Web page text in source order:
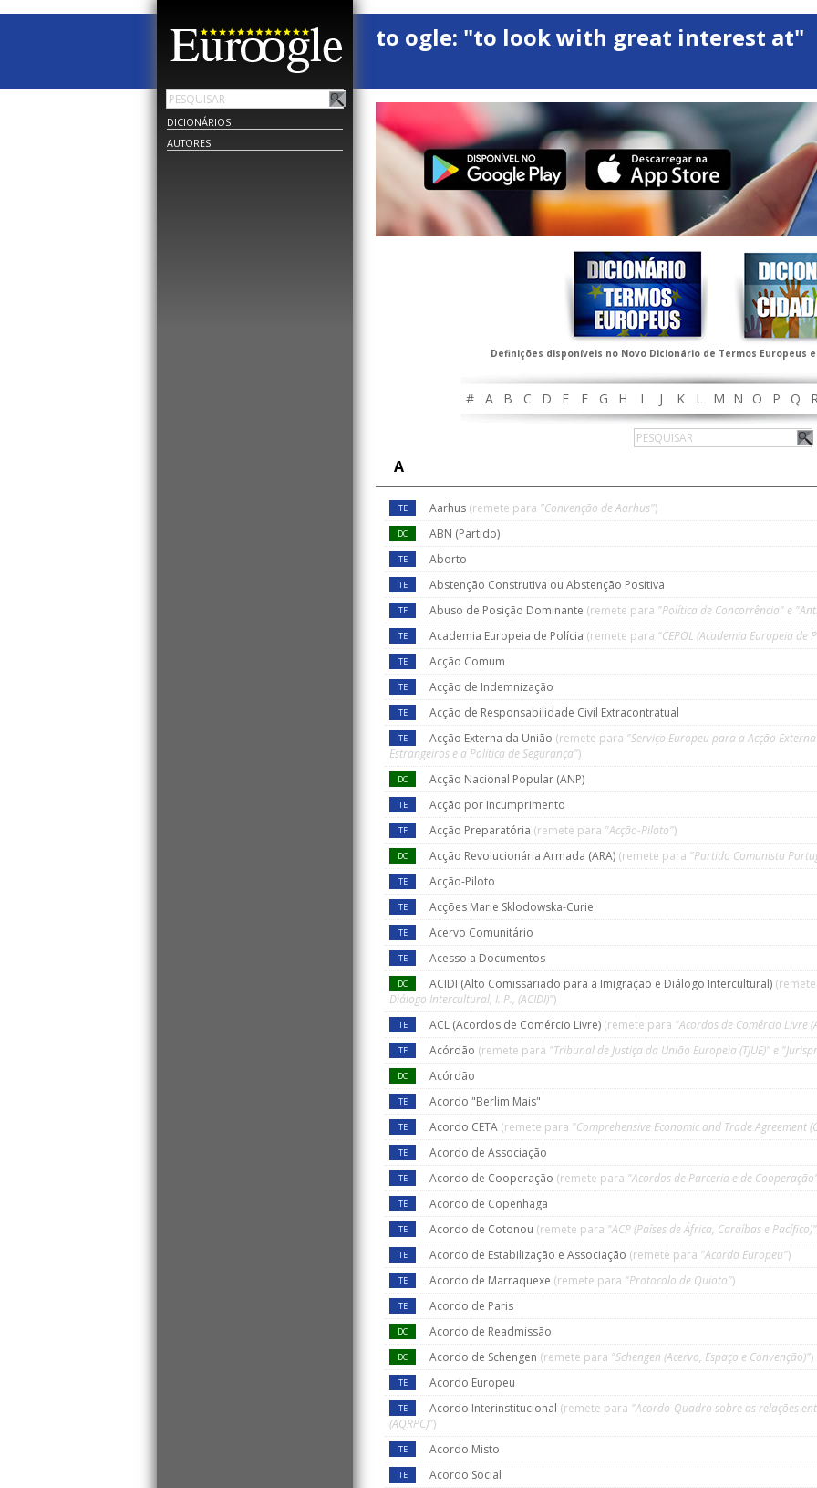
DICIONÁRIOS
AUTORES
to ogle: "to look with great interest at"
Definições disponíveis no Novo Dicionário de Termos Europeus
# A B C D E F G H I J K L M N O P Q
A
TE Aarhus (remete para "Convenção de Aarhus")
DC ABN (Partido)
TE Aborto
TE Abstenção Construtiva ou Abstenção Positiva
TE Abuso de Posição Dominante (remete para "Política de Concorrência" e
TE Academia Europeia de Polícia (remete para "CEPOL (Academia Europeia de
TE Acção Comum
TE Acção de Indemnização
TE Acção de Responsabilidade Civil Extracontratual
TE Acção Externa da União (remete para "Serviço Europeu para a Acção
Estrangeiros e a Política de Segurança")
DC Acção Nacional Popular (ANP)
TE Acção por Incumprimento
TE Acção Preparatória (remete para "Acção-Piloto")
DC Acção Revolucionária Armada (ARA) (remete para "Partido Comunista
TE Acção-Piloto
TE Acções Marie Sklodowska-Curie
TE Acervo Comunitário
TE Acesso a Documentos
DC ACIDI (Alto Comissariado para a Imigração e Diálogo Intercultural)
Diálogo Intercultural, I. P., (ACIDI)")
TE ACL (Acordos de Comércio Livre) (remete para "Acordos de Comércio Livre
TE Acórdão (remete para "Tribunal de Justiça da União Europeia (TJUE)" e
DC Acórdão
TE Acordo "Berlim Mais"
TE Acordo CETA (remete para "Comprehensive Economic and Trade Agreement
TE Acordo de Associação
TE Acordo de Cooperação (remete para "Acordos de Parceria e de
TE Acordo de Copenhaga
TE Acordo de Cotonou (remete para "ACP (Países de África, Caraíbas e Pacífico)"
TE Acordo de Estabilização e Associação (remete para "Acordo Europeu")
TE Acordo de Marraquexe (remete para "Protocolo de Quioto")
TE Acordo de Paris
DC Acordo de Readmissão
DC Acordo de Schengen (remete para "Schengen (Acervo, Espaço e Convenção)")
TE Acordo Europeu
TE Acordo Interinstitucional (remete para "Acordo-Quadro sobre as relações
(AQRPC)")
TE Acordo Misto
TE Acordo Social